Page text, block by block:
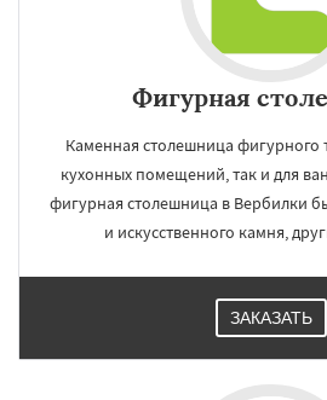
Фигурная
Каменная столешница фигурного
кухонных помещений, так и для
фигурная столешница в Вербилки
и искусственного камня,
ЗАКАЗАТЬ